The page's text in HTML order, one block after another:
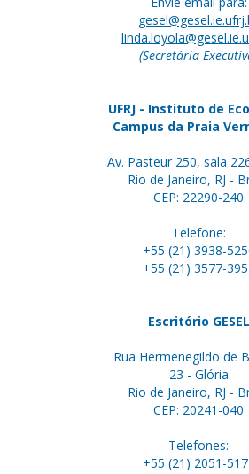
(Secretária
UFRJ - Instituto de
Campus da Praia
Av. Pasteur 250, sala
Rio de Janeiro, RJ -
CEP: 22290-240
Telefone:
+55 (21) 3938-
+55 (21) 3577-
Escritório GESEL
Rua Hermenegildo de
23 - Glória
Rio de Janeiro, RJ -
CEP: 20241-040
Telefones:
+55 (21) 2051-